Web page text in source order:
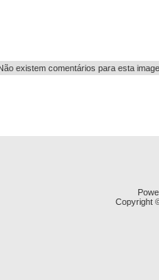
existem comentários para esta
Copyright